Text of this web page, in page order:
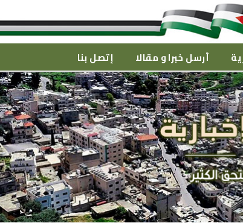
أرسل خبرا و مقالا إتصل بنا